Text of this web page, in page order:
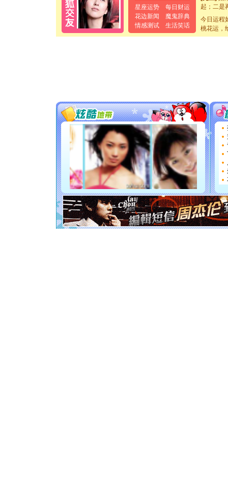
星座运势
每日财运
花边新闻
魔鬼辞典
情感测试
生活笑话
起；二是
[元旦]当
泣，这痛
卖了。水
你太多，
要平安
[圣诞节]
能正大
都要快乐
[圣诞节]
如意,快
[元旦]
看
断电。
你是我
[元旦]如
起；二是
离。水晶
[元旦]当
泣，这痛
今日运程
桃花运，